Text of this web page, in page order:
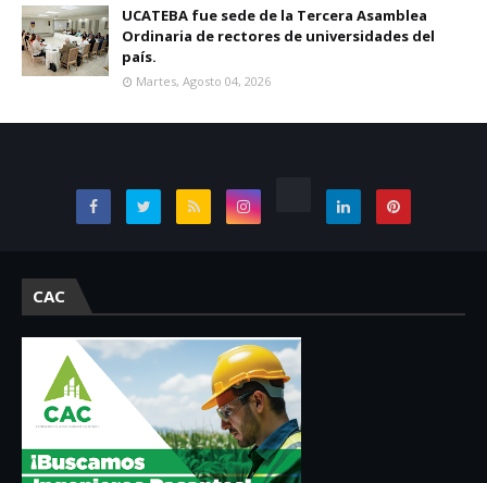
UCATEBA fue sede de la Tercera Asamblea
Ordinaria de rectores de universidades del
país.
Martes, Agosto 04, 2026
CAC